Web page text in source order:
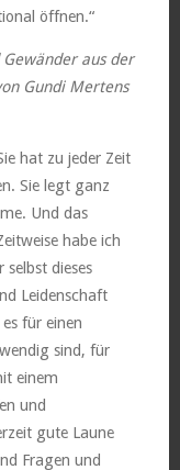
öffnen.“
aus der
Gundi Mertens
hat zu jeder Zeit
Sie legt ganz
Und das
habe ich
selbst dieses
Leidenschaft
für einen
sind, für
einem
und
gute Laune
Fragen und